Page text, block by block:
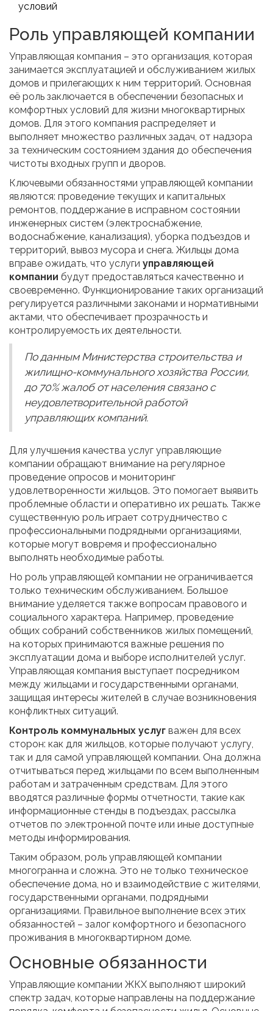
условий
Роль управляющей компании
Управляющая компания – это организация, которая
занимается эксплуатацией и обслуживанием жилых
домов и прилегающих к ним территорий. Основная
её роль заключается в обеспечении безопасных и
комфортных условий для жизни многоквартирных
домов. Для этого компания распределяет и
выполняет множество различных задач, от надзора
за техническим состоянием здания до обеспечения
чистоты входных групп и дворов.
Ключевыми обязанностями управляющей компании
являются: проведение текущих и капитальных
ремонтов, поддержание в исправном состоянии
инженерных систем (электроснабжение,
водоснабжение, канализация), уборка подъездов и
территорий, вывоз мусора и снега. Жильцы дома
вправе ожидать, что услуги управляющей
компании будут предоставляться качественно и
своевременно. Функционирование таких организаций
регулируется различными законами и нормативными
актами, что обеспечивает прозрачность и
контролируемость их деятельности.
По данным Министерства строительства и
жилищно-коммунального хозяйства России,
до 70% жалоб от населения связано с
неудовлетворительной работой
управляющих компаний.
Для улучшения качества услуг управляющие
компании обращают внимание на регулярное
проведение опросов и мониторинг
удовлетворенности жильцов. Это помогает выявить
проблемные области и оперативно их решать. Также
существенную роль играет сотрудничество с
профессиональными подрядными организациями,
которые могут вовремя и профессионально
выполнять необходимые работы.
Но роль управляющей компании не ограничивается
только техническим обслуживанием. Большое
внимание уделяется также вопросам правового и
социального характера. Например, проведение
общих собраний собственников жилых помещений,
на которых принимаются важные решения по
эксплуатации дома и выборе исполнителей услуг.
Управляющая компания выступает посредником
между жильцами и государственными органами,
защищая интересы жителей в случае возникновения
конфликтных ситуаций.
Контроль коммунальных услуг важен для всех
сторон: как для жильцов, которые получают услугу,
так и для самой управляющей компании. Она должна
отчитываться перед жильцами по всем выполненным
работам и затраченным средствам. Для этого
вводятся различные формы отчетности, такие как
информационные стенды в подъездах, рассылка
отчетов по электронной почте или иные доступные
методы информирования.
Таким образом, роль управляющей компании
многогранна и сложна. Это не только техническое
обеспечение дома, но и взаимодействие с жителями,
государственными органами, подрядными
организациями. Правильное выполнение всех этих
обязанностей – залог комфортного и безопасного
проживания в многоквартирном доме.
Основные обязанности
Управляющие компании ЖКХ выполняют широкий
спектр задач, которые направлены на поддержание